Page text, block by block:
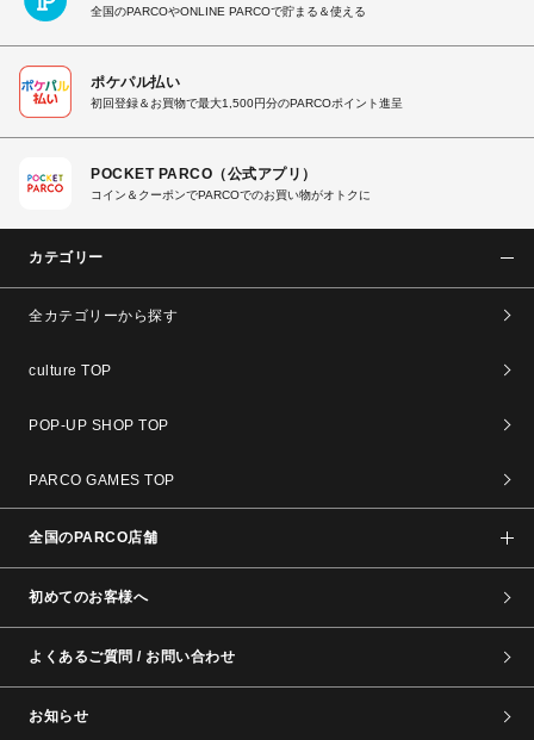
全国のPARCOやONLINE PARCOで貯まる＆使える
ポケパル払い
初回登録＆お買物で最大1,500円分のPARCOポイント進呈
POCKET PARCO（公式アプリ）
コイン＆クーポンでPARCOでのお買い物がオトクに
カテゴリー
全カテゴリーから探す
culture TOP
POP-UP SHOP TOP
PARCO GAMES TOP
全国のPARCO店舗
初めてのお客様へ
よくあるご質問 / お問い合わせ
お知らせ